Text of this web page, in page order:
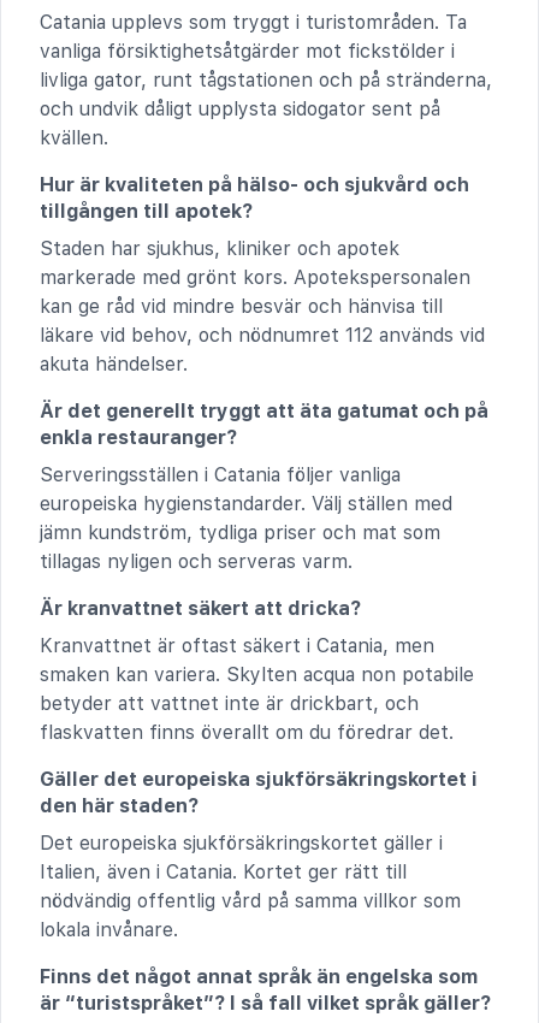
Catania upplevs som tryggt i turistområden. Ta
vanliga försiktighetsåtgärder mot fickstölder i
livliga gator, runt tågstationen och på stränderna,
och undvik dåligt upplysta sidogator sent på
kvällen.
Hur är kvaliteten på hälso- och sjukvård och
tillgången till apotek?
Staden har sjukhus, kliniker och apotek
markerade med grönt kors. Apotekspersonalen
kan ge råd vid mindre besvär och hänvisa till
läkare vid behov, och nödnumret 112 används vid
akuta händelser.
Är det generellt tryggt att äta gatumat och på
enkla restauranger?
Serveringsställen i Catania följer vanliga
europeiska hygienstandarder. Välj ställen med
jämn kundström, tydliga priser och mat som
tillagas nyligen och serveras varm.
Är kranvattnet säkert att dricka?
Kranvattnet är oftast säkert i Catania, men
smaken kan variera. Skylten acqua non potabile
betyder att vattnet inte är drickbart, och
flaskvatten finns överallt om du föredrar det.
Gäller det europeiska sjukförsäkringskortet i
den här staden?
Det europeiska sjukförsäkringskortet gäller i
Italien, även i Catania. Kortet ger rätt till
nödvändig offentlig vård på samma villkor som
lokala invånare.
Finns det något annat språk än engelska som
är “turistspråket”? I så fall vilket språk gäller?